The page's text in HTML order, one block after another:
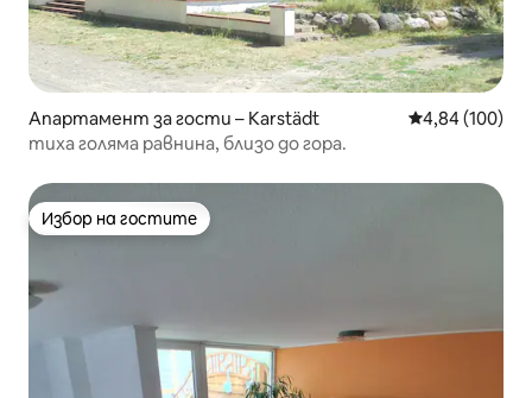
Апартамент за гости – Karstädt Средна
4,84 (100)
тиха голяма равнина, близо до гора.
Избор на гостите
Избор на гостите